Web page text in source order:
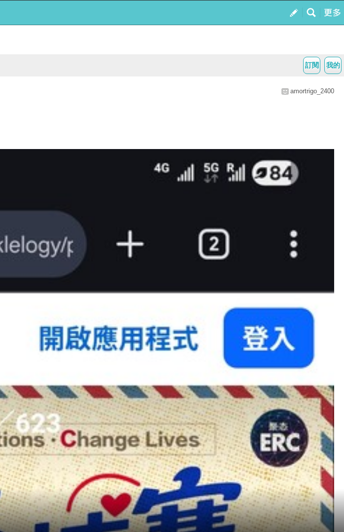
我的
訂閱
amortrigo_2400